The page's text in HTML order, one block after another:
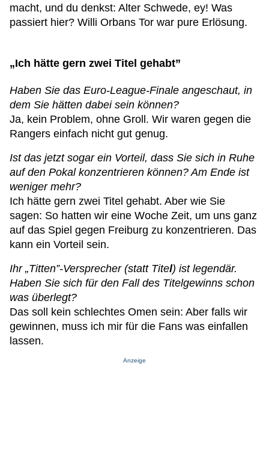
macht, und du denkst: Alter Schwede, ey! Was
passiert hier? Willi Orbans Tor war pure Erlösung.
„Ich hätte gern zwei Titel gehabt”
Haben Sie das Euro-League-Finale angeschaut, in
dem Sie hätten dabei sein können?
Ja, kein Problem, ohne Groll. Wir waren gegen die
Rangers einfach nicht gut genug.
Ist das jetzt sogar ein Vorteil, dass Sie sich in Ruhe
auf den Pokal konzentrieren können? Am Ende ist
weniger mehr?
Ich hätte gern zwei Titel gehabt. Aber wie Sie
sagen: So hatten wir eine Woche Zeit, um uns ganz
auf das Spiel gegen Freiburg zu konzentrieren. Das
kann ein Vorteil sein.
Ihr „Titten”-Versprecher (statt Titel) ist legendär.
Haben Sie sich für den Fall des Titelgewinns schon
was überlegt?
Das soll kein schlechtes Omen sein: Aber falls wir
gewinnen, muss ich mir für die Fans was einfallen
lassen.
Anzeige